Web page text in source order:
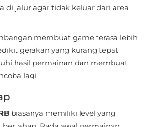
di jalur agar tidak keluar dari area
membuat game terasa lebih
gerakan yang kurang tepat
hasil permainan dan membuat
lagi.
biasanya memiliki level yang